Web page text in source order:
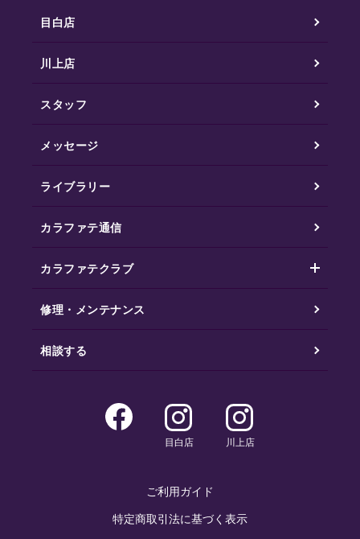
目白店
川上店
スタッフ
メッセージ
ライブラリー
カラファテ通信
カラファテクラブ
修理・メンテナンス
相談する
目白店 川上店
ご利用ガイド
特定商取引法に基づく表示